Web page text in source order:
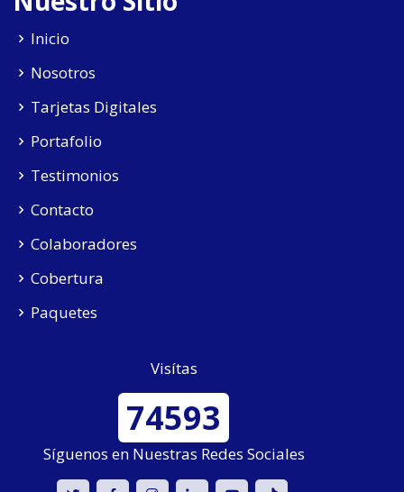
Inicio
Nosotros
Tarjetas Digitales
Portafolio
Testimonios
Contacto
Colaboradores
Cobertura
Paquetes
Visítas
74593
Síguenos en Nuestras Redes Sociales